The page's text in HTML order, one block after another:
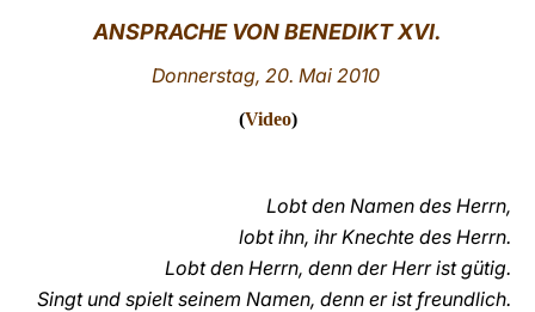
ANSPRACHE VON BENEDIKT XVI.
Donnerstag, 20. Mai 2010
(Video)
Lobt den Namen des Herrn,
lobt ihn, ihr Knechte des Herrn.
Lobt den Herrn, denn der Herr ist gütig.
Singt und spielt seinem Namen, denn er ist freundlich.